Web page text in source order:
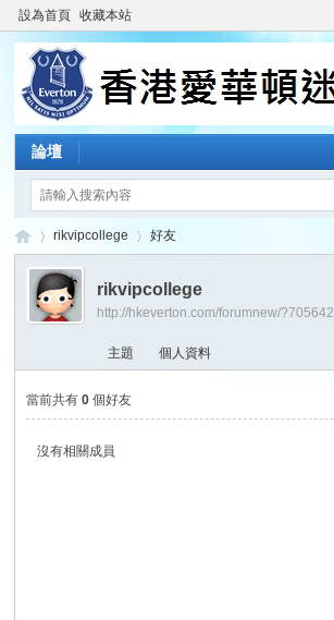
設為首頁 收藏本站
論壇
›
rikvipcollege 好友
rikvipcollege
http://hkeverton.com/forumnew/?705642
主題 個人資料
當前共有0 個好友
沒有相關成員